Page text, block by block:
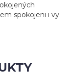
spokojeni i vy.